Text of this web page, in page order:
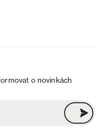
o novinkách